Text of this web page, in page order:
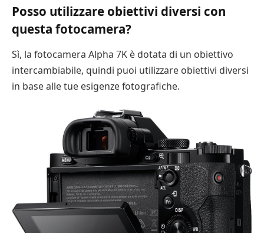
Posso utilizzare obiettivi diversi con
questa fotocamera?
Sì, la fotocamera Alpha 7K è dotata di un obiettivo
intercambiabile, quindi puoi utilizzare obiettivi diversi
in base alle tue esigenze fotografiche.